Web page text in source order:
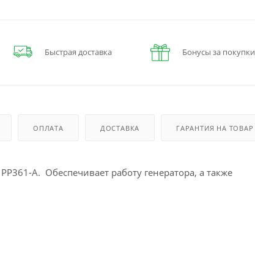
Быстрая доставка Бонусы за покупки
ОПЛАТА ДОСТАВКА ГАРАНТИЯ НА ТОВАР
А. Обеспечивает работу генератора, а также